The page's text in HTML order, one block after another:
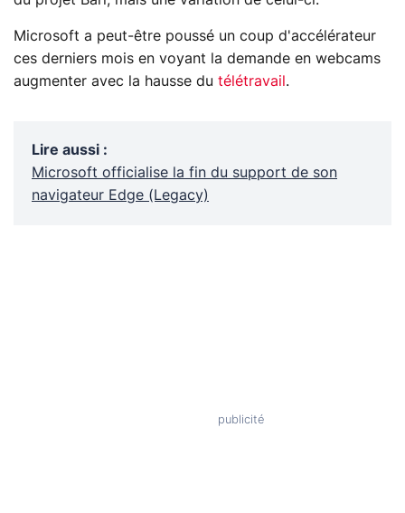
Microsoft a peut-être poussé un coup d'accélérateur
ces derniers mois en voyant la demande en webcams
augmenter avec la hausse du télétravail .
Lire aussi :
Microsoft officialise la fin du support de son
navigateur Edge (Legacy)